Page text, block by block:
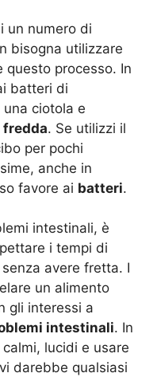
un numero di
bisogna utilizzare
questo processo. In
batteri di
ciotola e
fredda. Se utilizzi il
per pochi
anche in
favore ai batteri.
intestinali, è
i tempi di
avere fretta. I
un alimento
gli interessi a
intestinali. In
lucidi e usare
darebbe qualsiasi